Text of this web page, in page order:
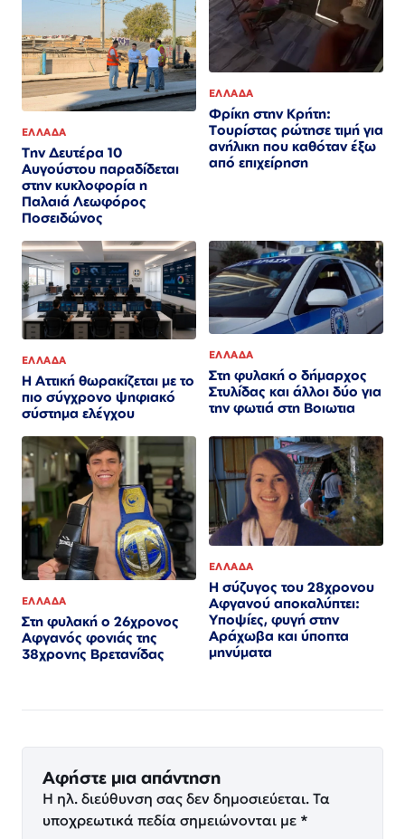
ΕΛΛΑΔΑ
Την Δευτέρα 10
Αυγούστου παραδίδεται
στην κυκλοφορία η
Παλαιά Λεωφόρος
Ποσειδώνος
ΕΛΛΑΔΑ
Φρίκη στην Κρήτη:
Τουρίστας ρώτησε τιμή για
ανήλικη που καθόταν έξω
από επιχείρηση
ΕΛΛΑΔΑ
Η Αττική θωρακίζεται με το
πιο σύγχρονο ψηφιακό
σύστημα ελέγχου
ΕΛΛΑΔΑ
Στη φυλακή ο δήμαρχος
Στυλίδας και άλλοι δύο για
την φωτιά στη Βοιωτια
ΕΛΛΑΔΑ
Στη φυλακή ο 26χρονος
Αφγανός φονιάς της
38χρονης Βρετανίδας
ΕΛΛΑΔΑ
Η σύζυγος του 28χρονου
Αφγανού αποκαλύπτει:
Υποψίες, φυγή στην
Αράχωβα και ύποπτα
μηνύματα
Αφήστε μια απάντηση
Η ηλ. διεύθυνση σας δεν δημοσιεύεται. Τα
υποχρεωτικά πεδία σημειώνονται με *